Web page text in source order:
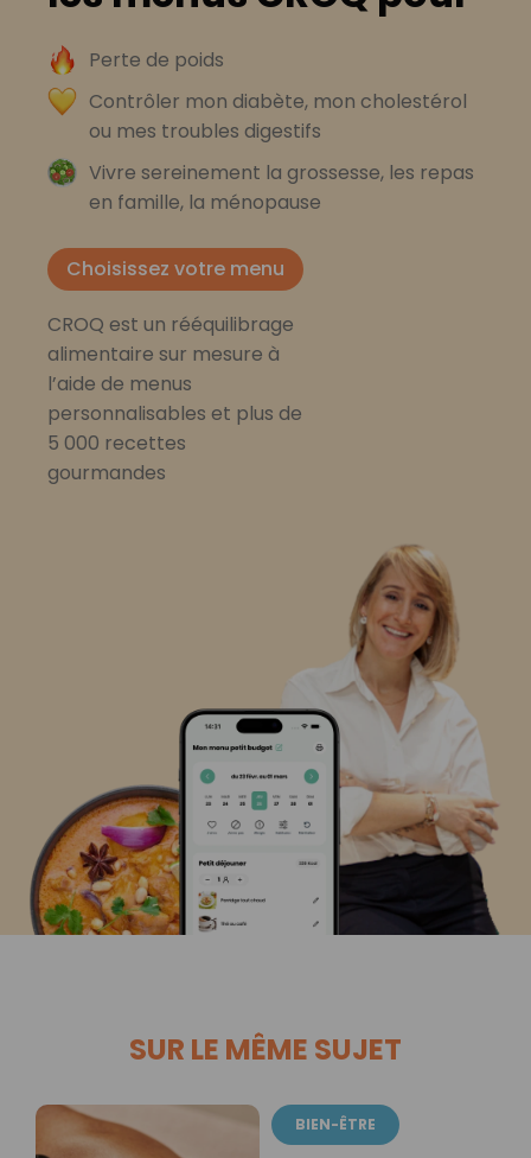
Perte de poids
Contrôler mon diabète, mon cholestérol
ou mes troubles digestifs
Vivre sereinement la grossesse, les repas
en famille, la ménopause
Choisissez votre menu
CROQ est un rééquilibrage
alimentaire sur mesure à
l’aide de menus
personnalisables et plus de
5 000 recettes
gourmandes
SUR LE MÊME SUJET
BIEN-ÊTRE